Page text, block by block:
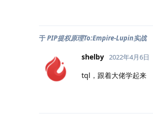
于PIP提权原理To:Empire-Lupin实战
shelby 2022年4月6日
tql，跟着大佬学起来